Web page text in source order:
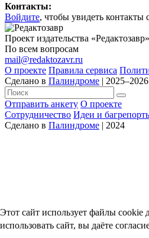
Контакты:
Войдите, чтобы увидеть контакты
Проект издательства «Редактозавр»
По всем вопросам
mail@redaktozavr.ru
О проекте Правила сервиса
Сделано в Палиндроме | 2025–2026
Этот сайт использует файлы
использовать сайт, вы даёте
Отправить анкету О проекте
Сотрудничество Идеи и
Сделано в Палиндроме | 2024